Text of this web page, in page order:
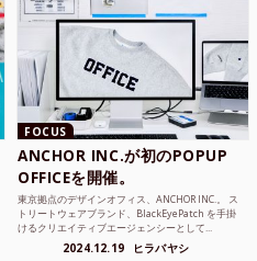
FOCUS
ANCHOR INC.が初のPOPUP
OFFICEを開催。
東京拠点のデザインオフィス、ANCHOR INC.。 ス
トリートウェアブランド、BlackEyePatch を手掛
けるクリエイティブエージェンシーとして...
2024.12.19 ヒラバヤシ